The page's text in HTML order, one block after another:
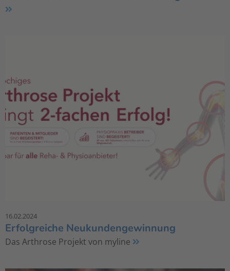
16.02.2024
Erfolgreiche Neukundengewinnung
Das Arthrose Projekt von myline